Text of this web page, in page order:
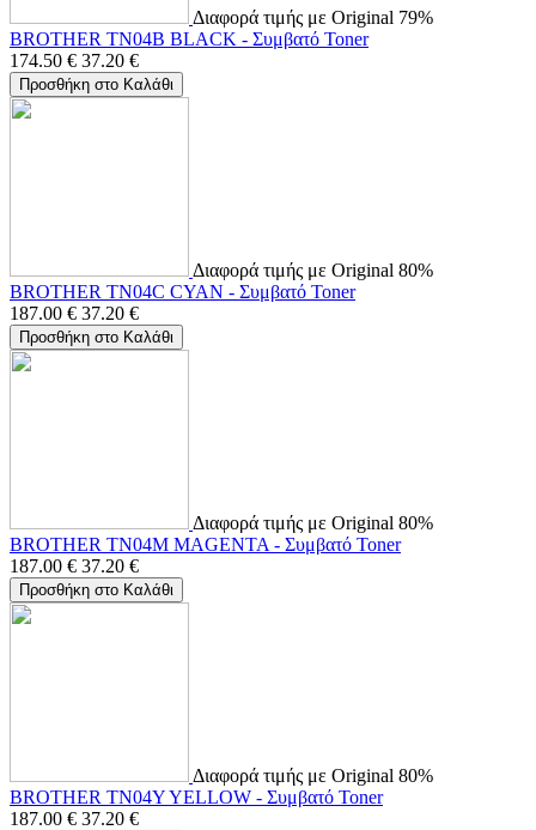
Διαφορά τιμής με Original 79%
BROTHER TN04B BLACK - Συμβατό Toner
174.50 € 37.20 €
Προσθήκη στο Καλάθι
Διαφορά τιμής με Original 80%
BROTHER TN04C CYAN - Συμβατό Toner
187.00 € 37.20 €
Προσθήκη στο Καλάθι
Διαφορά τιμής με Original 80%
BROTHER TN04M MAGENTA - Συμβατό Toner
187.00 € 37.20 €
Προσθήκη στο Καλάθι
Διαφορά τιμής με Original 80%
BROTHER TN04Y YELLOW - Συμβατό Toner
187.00 € 37.20 €